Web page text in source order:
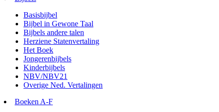
Basisbijbel
Bijbel in Gewone Taal
Bijbels andere talen
Herziene Statenvertaling
Het Boek
Jongerenbijbels
Kinderbijbels
NBV/NBV21
Overige Ned. Vertalingen
Boeken A-F